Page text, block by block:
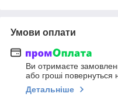
Умови оплати
Ви отримаєте
або гроші повернуться
Детальніше